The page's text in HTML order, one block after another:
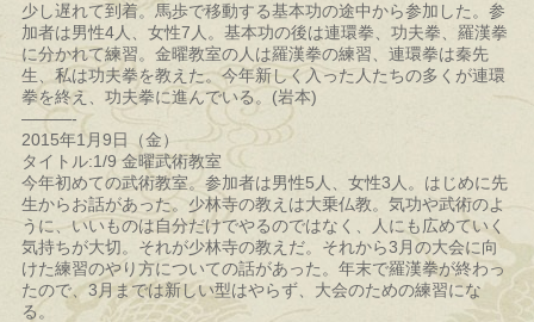
少し遅れて到着。馬歩で移動する基本功の途中から参加した。参
加者は男性4人、女性7人。基本功の後は連環拳、功夫拳、羅漢拳
に分かれて練習。金曜教室の人は羅漢拳の練習、連環拳は秦先
生、私は功夫拳を教えた。今年新しく入った人たちの多くが連環
拳を終え、功夫拳に進んでいる。(岩本)
———-
2015年1月9日（金）
タイトル:1/9 金曜武術教室
今年初めての武術教室。参加者は男性5人、女性3人。はじめに先
生からお話があった。少林寺の教えは大乗仏教。気功や武術のよ
うに、いいものは自分だけでやるのではなく、人にも広めていく
気持ちが大切。それが少林寺の教えだ。それから3月の大会に向
けた練習のやり方についての話があった。年末で羅漢拳が終わっ
たので、3月までは新しい型はやらず、大会のための練習にな
る。